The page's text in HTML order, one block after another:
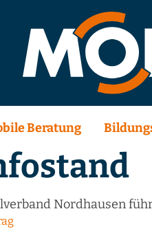
Beratung
Nordhausen